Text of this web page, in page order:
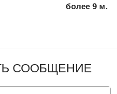
более 9 м.
СООБЩЕНИЕ